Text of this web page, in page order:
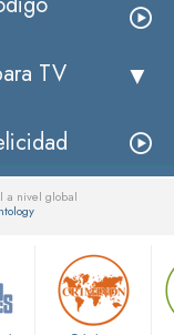
TV
a nivel global